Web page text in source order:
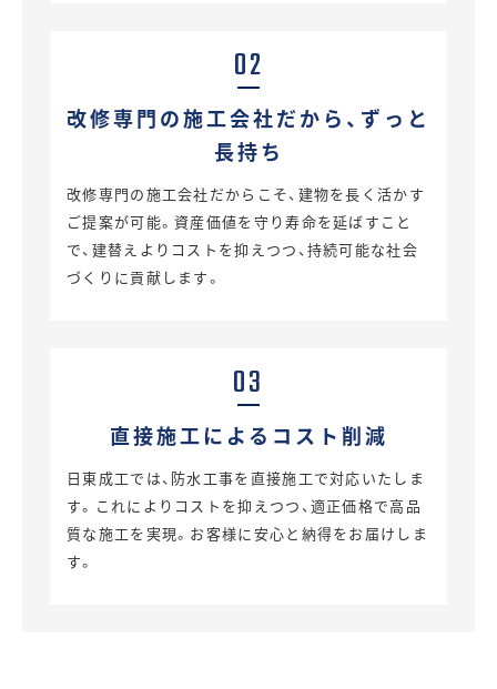
02
改修専門の施工会社だから、 ずっと
長持ち
改修専門の施工会社だからこそ、建物を長く活かす
ご提案が可能。資産価値を守り寿命を延ばすこと
で、建替えよりコストを抑えつつ、持続可能な社会
づくりに貢献します。
03
直接施工による コスト削減
日東成工では、防水工事を直接施工で対応いたしま
す。これによりコストを抑えつつ、適正価格で高品
質な施工を実現。お客様に安心と納得をお届けしま
す。